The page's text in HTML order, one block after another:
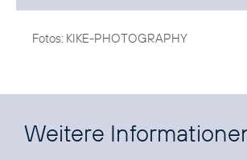
Fotos: KIKE-PHOTOGRAPHY
Weitere